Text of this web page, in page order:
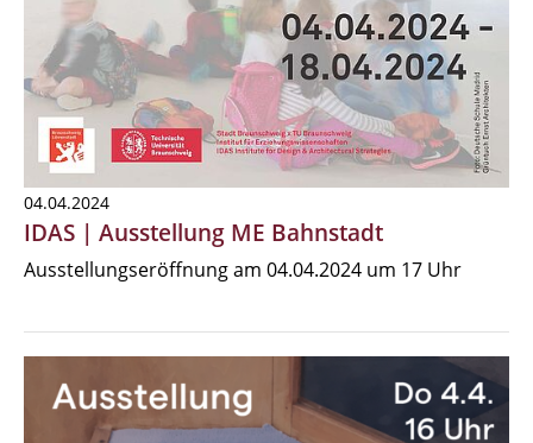
04.04.2024
IDAS | Ausstellung ME Bahnstadt
Ausstellungseröffnung am 04.04.2024 um 17 Uhr